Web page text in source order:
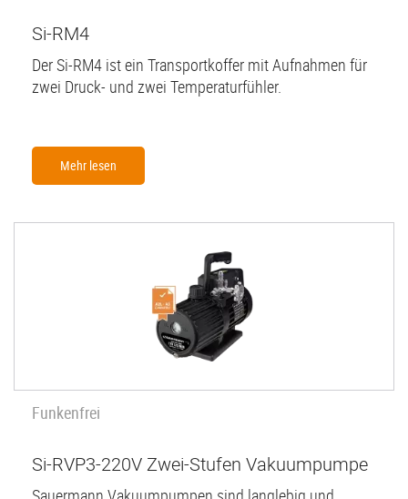
Si-RM4
Der Si-RM4 ist ein Transportkoffer mit Aufnahmen für
zwei Druck- und zwei Temperaturfühler.
Mehr lesen
Funkenfrei
Si-RVP3-220V Zwei-Stufen Vakuumpumpe